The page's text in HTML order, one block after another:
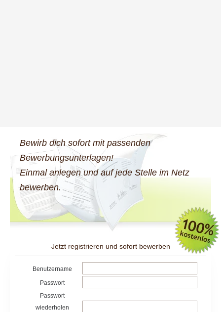
Bewirb dich sofort mit passenden
Bewerbungsunterlagen!
Einmal anlegen und auf jede Stelle im Netz
bewerben.
Jetzt registrieren und sofort bewerben
Benutzername
Passwort
Passwort
wiederholen